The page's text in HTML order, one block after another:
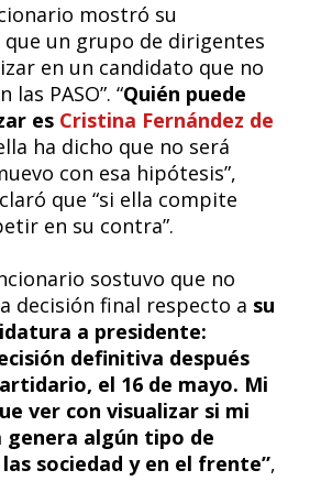
mostró su
que un grupo de dirigentes
en un candidato que no
PASO”. “Quién puede
es Cristina Fernández de
ha dicho que no será
con esa hipótesis”,
que “si ella compite
en su contra”.
sostuvo que no
decisión final respecto a su
a presidente:
definitiva después
el 16 de mayo. Mi
ver con visualizar si mi
algún tipo de
sociedad y en el frente”,